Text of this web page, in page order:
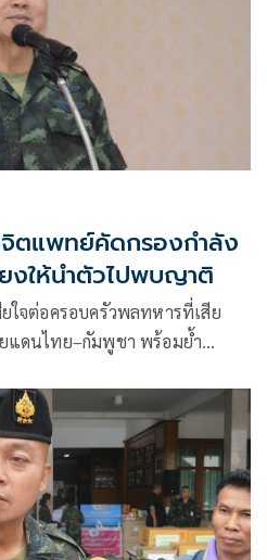
ตแพทย์คัดกรองกำลัง
งให้นำตัวไปพบญาติ
ใจต่อครอบครัวพลทหารที่เสีย
แดนไทย–กัมพูชา พร้อมย้ำ